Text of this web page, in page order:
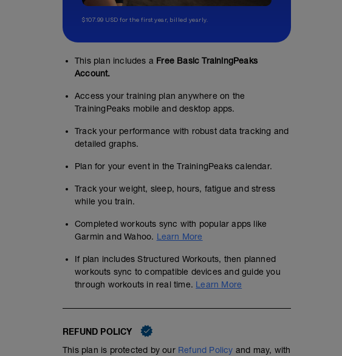
$107.99 USD for the first year, billed yearly.
This plan includes a Free Basic TrainingPeaks
Account.
Access your training plan anywhere on the
TrainingPeaks mobile and desktop apps.
Track your performance with robust data tracking and
detailed graphs.
Plan for your event in the TrainingPeaks calendar.
Track your weight, sleep, hours, fatigue and stress
while you train.
Completed workouts sync with popular apps like
Garmin and Wahoo. Learn More
If plan includes Structured Workouts, then planned
workouts sync to compatible devices and guide you
through workouts in real time. Learn More
REFUND POLICY
This plan is protected by our Refund Policy and may, with